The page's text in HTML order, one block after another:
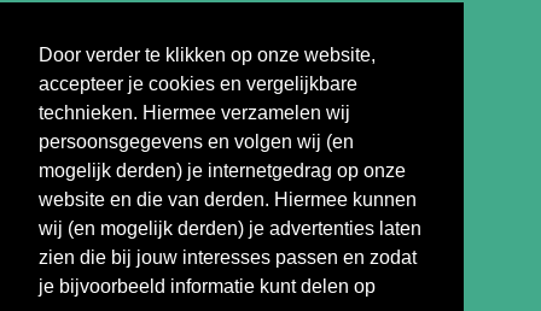
Door verder te klikken op onze website,
accepteer je cookies en vergelijkbare
technieken. Hiermee verzamelen wij
persoonsgegevens en volgen wij (en
mogelijk derden) je internetgedrag op onze
website en die van derden. Hiermee kunnen
wij (en mogelijk derden) je advertenties laten
zien die bij jouw interesses passen en zodat
je bijvoorbeeld informatie kunt delen op
Contact
info@travelbazaar.nl
Betaal veilig